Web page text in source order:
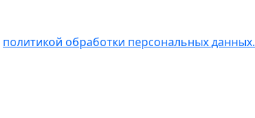
политикой обработки персональных данных.